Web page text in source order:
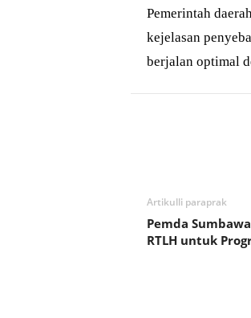
Pemerintah
kejelasan
berjalan optimal
Artikulli paraprak
Pemda
RTLH untuk